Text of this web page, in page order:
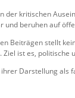
kritischen
und beruhen auf
Beiträgen stellt
ist es,
Darstellung